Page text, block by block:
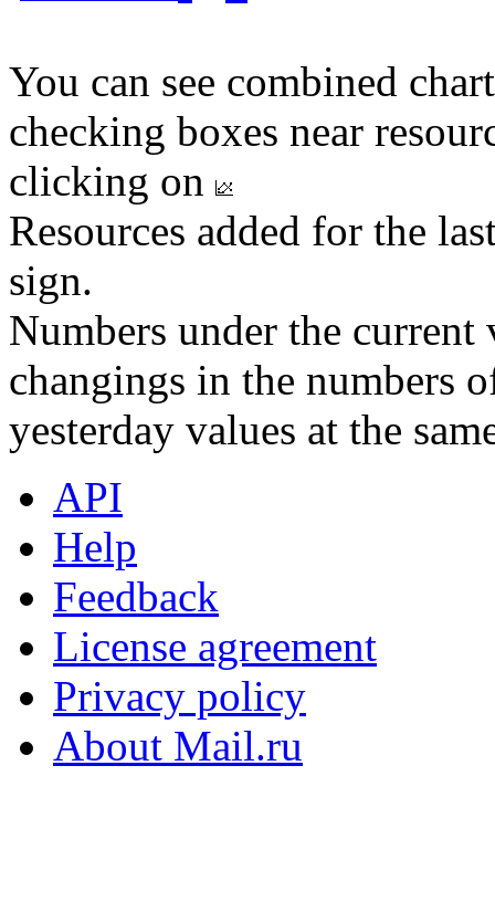
You can see combined
checking boxes near
clicking on
Resources added for the
sign.
Numbers under the
changings in the numbers
yesterday values at the
API
Help
Feedback
License agreement
Privacy policy
About Mail.ru